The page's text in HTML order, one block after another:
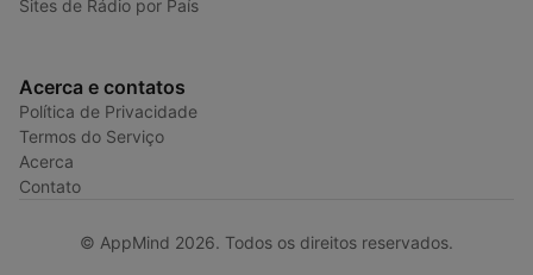
Sites de Rádio por País
Acerca e contatos
Política de Privacidade
Termos do Serviço
Acerca
Contato
© AppMind 2026. Todos os direitos reservados.